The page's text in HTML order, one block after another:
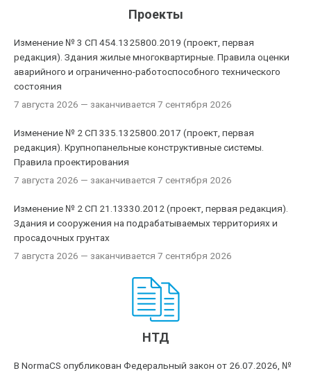
Проекты
Изменение № 3 СП 454.1325800.2019 (проект, первая
редакция). Здания жилые многоквартирные. Правила оценки
аварийного и ограниченно-работоспособного технического
состояния
7 августа 2026 — заканчивается 7 сентября 2026
Изменение № 2 СП 335.1325800.2017 (проект, первая
редакция). Крупнопанельные конструктивные системы.
Правила проектирования
7 августа 2026 — заканчивается 7 сентября 2026
Изменение № 2 СП 21.13330.2012 (проект, первая редакция).
Здания и сооружения на подрабатываемых территориях и
просадочных грунтах
7 августа 2026 — заканчивается 7 сентября 2026
НТД
В NormaCS опубликован Федеральный закон от 26.07.2026, №